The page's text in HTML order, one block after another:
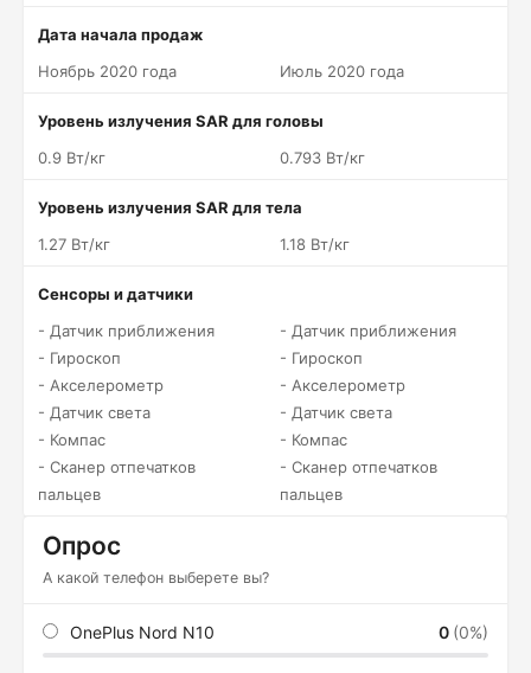
Дата начала продаж
Ноябрь 2020 года
Июль 2020 года
Уровень излучения SAR для головы
0.9 Вт/кг
0.793 Вт/кг
Уровень излучения SAR для тела
1.27 Вт/кг
1.18 Вт/кг
Сенсоры и датчики
- Датчик приближения
- Гироскоп
- Акселерометр
- Датчик света
- Компас
- Сканер отпечатков
пальцев
- Датчик приближения
- Гироскоп
- Акселерометр
- Датчик света
- Компас
- Сканер отпечатков
пальцев
Опрос
А какой телефон выберете вы?
OnePlus Nord N10 0 (0%)